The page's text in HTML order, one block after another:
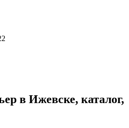
в Ижевске, каталог,